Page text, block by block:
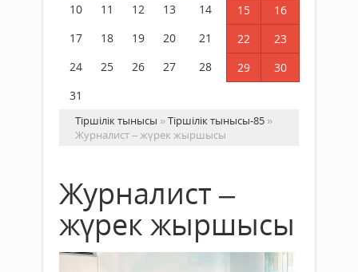
10
11 12 13 14 15
16
17
18 19 20 21 22
23
24
25 26 27 28 29
30
31
Тіршілік тынысы »Тіршілік тынысы-85 »
Журналист – жүрек жыршысы
Журналист –
жүрек жыршысы